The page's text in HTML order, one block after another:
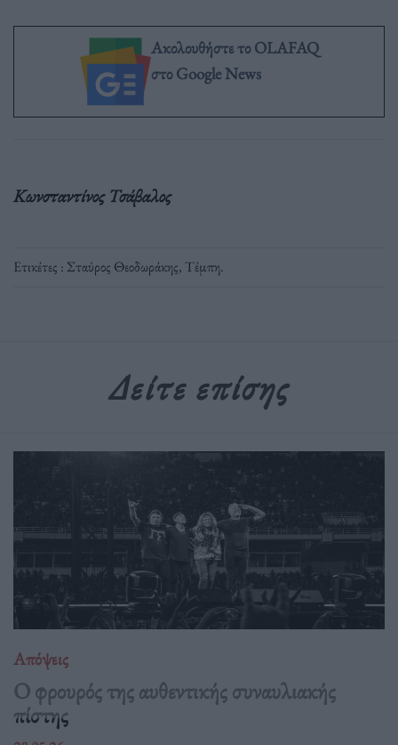
Ακολουθήστε το OLAFAQ
στο Google News
Κωνσταντίνος Τσάβαλος
Ετικέτες : Σταύρος Θεοδωράκης, Τέμπη.
Δείτε επίσης
Απόψεις
O φρουρός της αυθεντικής συναυλιακής
πίστης